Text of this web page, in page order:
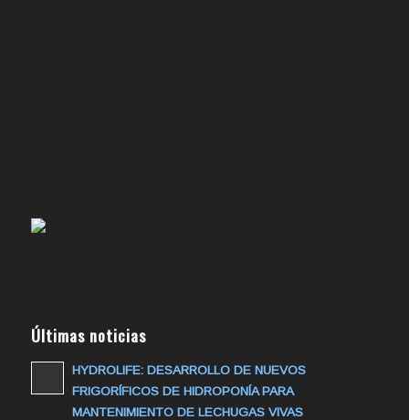
Últimas noticias
HYDROLIFE: DESARROLLO DE NUEVOS
FRIGORÍFICOS DE HIDROPONÍA PARA
MANTENIMIENTO DE LECHUGAS VIVAS